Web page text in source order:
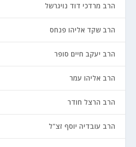
הרב מרדכי דוד נויגרשל
הרב שקד אליהו פנחס
הרב יעקב חיים סופר
הרב אליהו עמר
הרב הרצל חודר
הרב עובדיה יוסף זצ"ל